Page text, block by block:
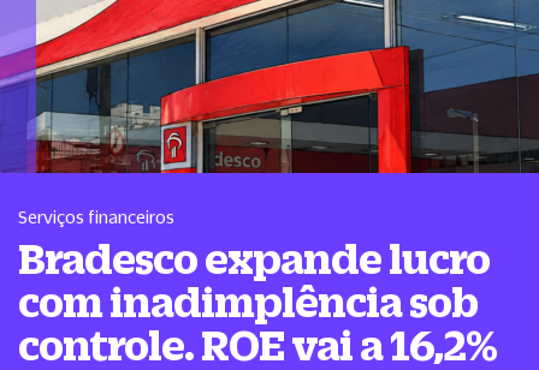
Serviços financeiros
Bradesco expande lucro
com inadimplência sob
controle. ROE vai a 16,2%